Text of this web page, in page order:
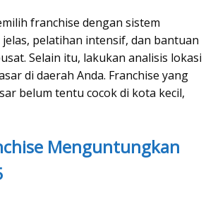
franchise dengan sistem
pelatihan intensif, dan bantuan
Selain itu, lakukan analisis lokasi
di daerah Anda. Franchise yang
belum tentu cocok di kota kecil,
Menguntungkan